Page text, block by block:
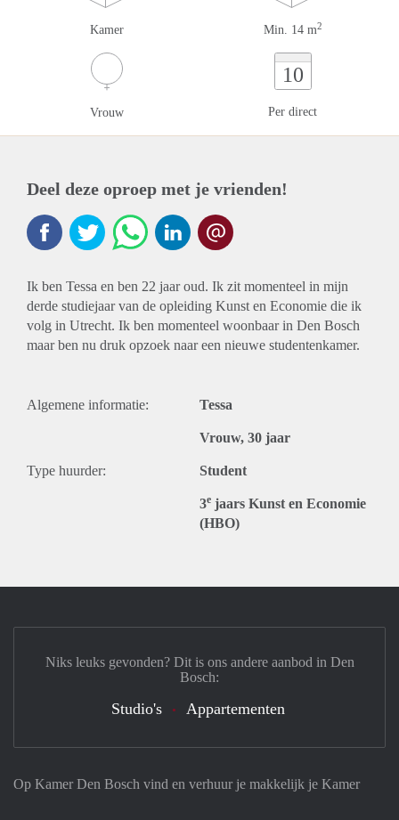
Kamer Min. 14 m2
Vrouw
10
Per direct
Deel deze oproep met je vrienden!
Ik ben Tessa en ben 22 jaar oud. Ik zit momenteel in mijn
derde studiejaar van de opleiding Kunst en Economie die ik
volg in Utrecht. Ik ben momenteel woonbaar in Den Bosch
maar ben nu druk opzoek naar een nieuwe studentenkamer.
Algemene informatie: Tessa
Vrouw, 30 jaar
Type huurder: Student
3e jaars Kunst en Economie
(HBO)
Op Kamer Den Bosch vind en verhuur je makkelijk je Kamer
Niks leuks gevonden? Dit is ons andere aanbod in Den
Bosch:
Studio's Appartementen